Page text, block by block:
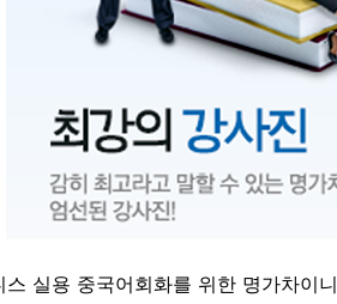
실용 중국어회화를 위한 명가차이